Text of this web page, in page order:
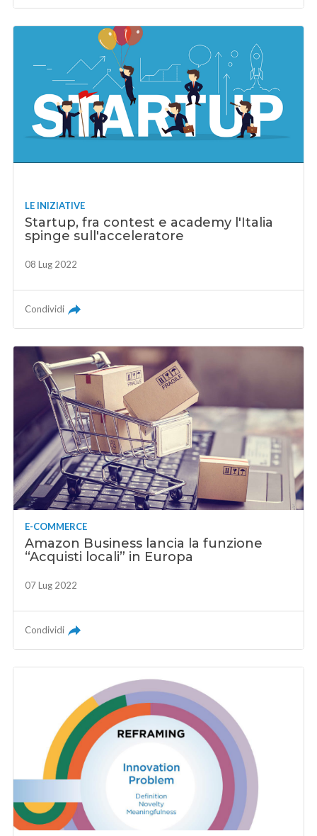
LE INIZIATIVE
Startup, fra contest e academy l'Italia
spinge sull'acceleratore
08 Lug 2022
Condividi
E-COMMERCE
Amazon Business lancia la funzione
“Acquisti locali” in Europa
07 Lug 2022
Condividi